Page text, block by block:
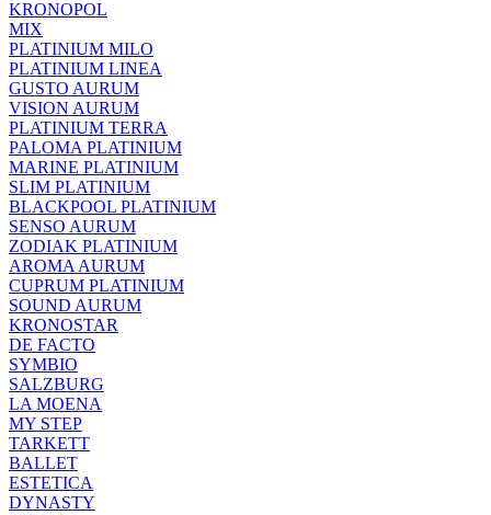
KRONOPOL
MIX
PLATINIUM MILO
PLATINIUM LINEA
GUSTO AURUM
VISION AURUM
PLATINIUM TERRA
PALOMA PLATINIUM
MARINE PLATINIUM
SLIM PLATINIUM
BLACKPOOL PLATINIUM
SENSO AURUM
ZODIAK PLATINIUM
AROMA AURUM
CUPRUM PLATINIUM
SOUND AURUM
KRONOSTAR
DE FACTO
SYMBIO
SALZBURG
LA MOENA
MY STEP
TARKETT
BALLET
ESTETICA
DYNASTY